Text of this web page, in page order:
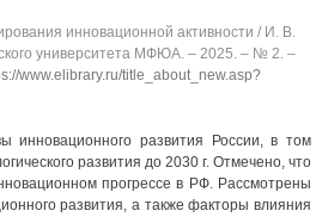
инновационной активности / И. В.
университета МФЮА. ‒ 2025. ‒ № 2. ‒
www.elibrary.ru/title_about_new.asp?
инновационного развития России, в том
развития до 2030 г. Отмечено, что
прогрессе в РФ. Рассмотрены
развития, а также факторы влияния